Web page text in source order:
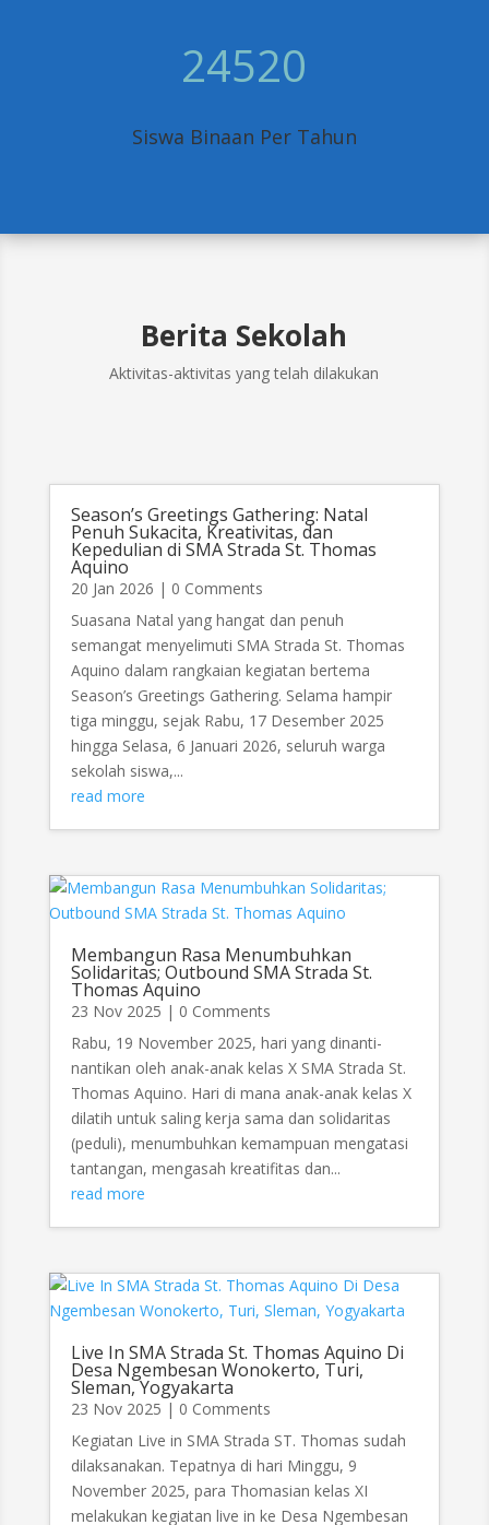
24520
Siswa Binaan Per Tahun
Berita Sekolah
Aktivitas-aktivitas yang telah dilakukan
Season’s Greetings Gathering: Natal
Penuh Sukacita, Kreativitas, dan
Kepedulian di SMA Strada St. Thomas
Aquino
20 Jan 2026 | 0 Comments
Suasana Natal yang hangat dan penuh
semangat menyelimuti SMA Strada St. Thomas
Aquino dalam rangkaian kegiatan bertema
Season’s Greetings Gathering. Selama hampir
tiga minggu, sejak Rabu, 17 Desember 2025
hingga Selasa, 6 Januari 2026, seluruh warga
sekolah siswa,...
read more
Membangun Rasa Menumbuhkan
Solidaritas; Outbound SMA Strada St.
Thomas Aquino
23 Nov 2025 | 0 Comments
Rabu, 19 November 2025, hari yang dinanti-
nantikan oleh anak-anak kelas X SMA Strada St.
Thomas Aquino. Hari di mana anak-anak kelas X
dilatih untuk saling kerja sama dan solidaritas
(peduli), menumbuhkan kemampuan mengatasi
tantangan, mengasah kreatifitas dan...
read more
Live In SMA Strada St. Thomas Aquino Di
Desa Ngembesan Wonokerto, Turi,
Sleman, Yogyakarta
23 Nov 2025 | 0 Comments
Kegiatan Live in SMA Strada ST. Thomas sudah
dilaksanakan. Tepatnya di hari Minggu, 9
November 2025, para Thomasian kelas XI
melakukan kegiatan live in ke Desa Ngembesan